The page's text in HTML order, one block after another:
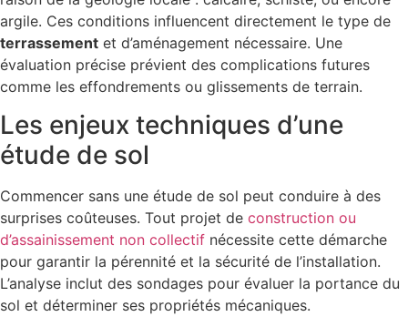
argile. Ces conditions influencent directement le type de
terrassement et d’aménagement nécessaire. Une
évaluation précise prévient des complications futures
comme les effondrements ou glissements de terrain.
Les enjeux techniques d’une
étude de sol
Commencer sans une étude de sol peut conduire à des
surprises coûteuses. Tout projet de construction ou
d’assainissement non collectif nécessite cette démarche
pour garantir la pérennité et la sécurité de l’installation.
L’analyse inclut des sondages pour évaluer la portance du
sol et déterminer ses propriétés mécaniques.